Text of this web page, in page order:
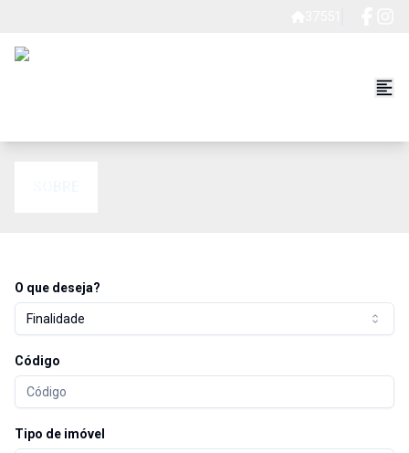
O que deseja?
Finalidade
Código
Tipo de imóvel